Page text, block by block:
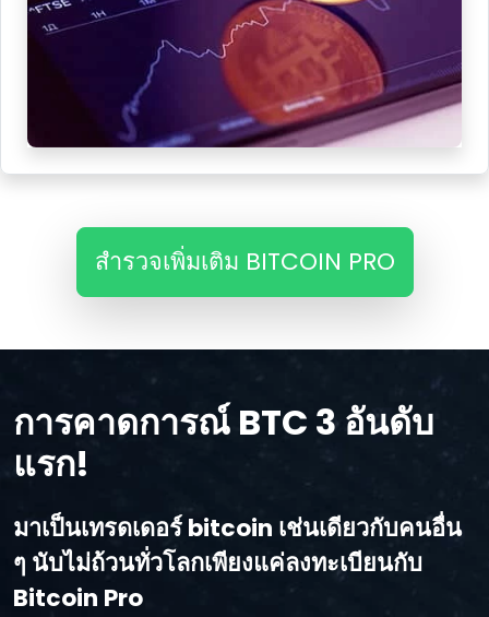
สํารวจเพิ่มเติม BITCOIN PRO
การคาดการณ์ BTC 3 อันดับ
แรก!
มาเป็นเทรดเดอร์ bitcoin เช่นเดียวกับคนอื่น
ๆ นับไม่ถ้วนทั่วโลกเพียงแค่ลงทะเบียนกับ
Bitcoin Pro